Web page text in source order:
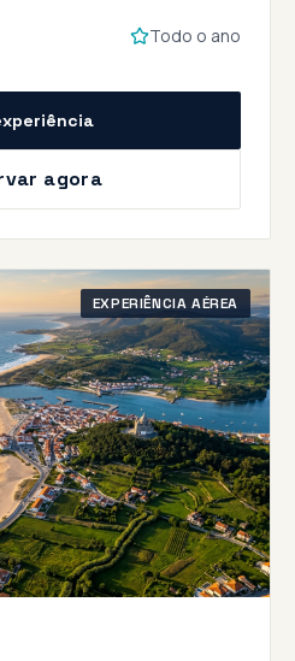
Todo o ano
agora
EXPERIÊNCIA AÉREA